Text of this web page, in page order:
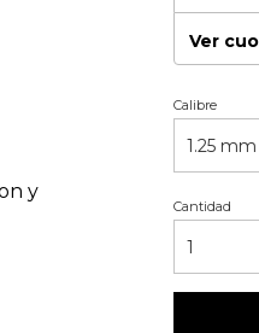
y
Ver
Calibre
Cantidad